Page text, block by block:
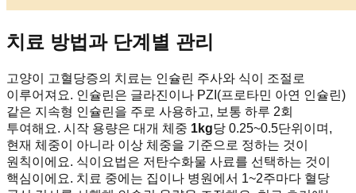
치료 방법과 단계별 관리
고양이 고혈당증의 치료는 인슐린 주사와 식이 조절로
이루어져요. 인슐린은 글라진이나 PZI(프로타민 아연 인슐린)
같은 지속형 인슐린을 주로 사용하고, 보통 하루 2회
투여해요. 시작 용량은 대개 체중 1kg당 0.25~0.5단위이며,
현재 체중이 아니라 이상 체중을 기준으로 정하는 것이
원칙이에요. 식이요법은 저탄수화물 사료를 선택하는 것이
핵심이에요. 치료 중에는 집이나 병원에서 1~2주마다 혈당